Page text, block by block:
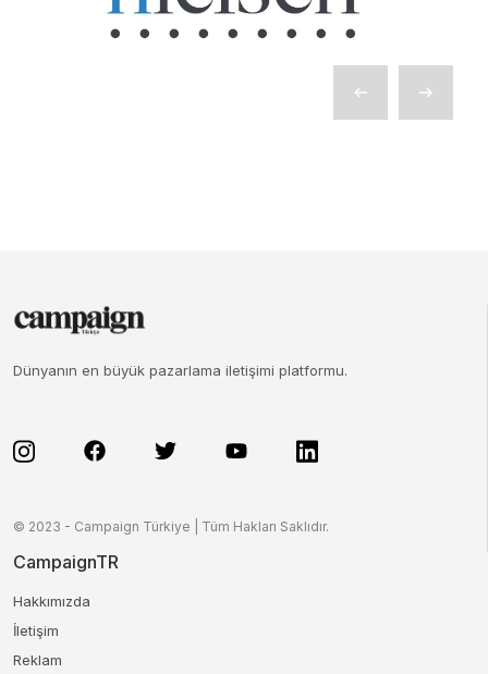
Dünyanın en büyük pazarlama iletişimi platformu.
© 2023 - Campaign Türkiye | Tüm Hakları Saklıdır.
CampaignTR
Hakkımızda
İletişim
Reklam